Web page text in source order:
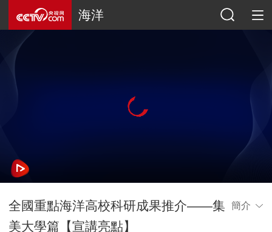
海洋
全國重點海洋高校科研成果推介——集
美大學篇【宣講亮點】
簡介